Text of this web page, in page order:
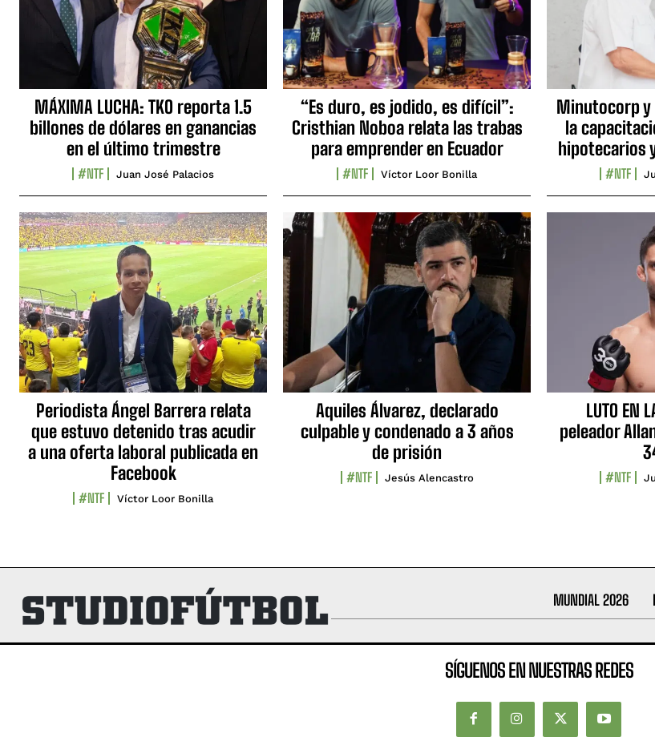
MÁXIMA LUCHA: TKO reporta 1.5
billones de dólares en ganancias
en el último trimestre
#NTF Juan José Palacios
“Es duro, es jodido, es difícil”:
Cristhian Noboa relata las trabas
para emprender en Ecuador
#NTF Víctor Loor Bonilla
Minutocorp y
la
hipotecarios
#NTF
Periodista Ángel Barrera relata
que estuvo detenido tras acudir
a una oferta laboral publicada en
Facebook
#NTF Víctor Loor Bonilla
Aquiles Álvarez, declarado
culpable y condenado a 3 años
de prisión
#NTF Jesús Alencastro
LUTO EN
peleador
#NTF
MUNDIAL 2026
SÍGUENOS EN NUESTRAS REDES